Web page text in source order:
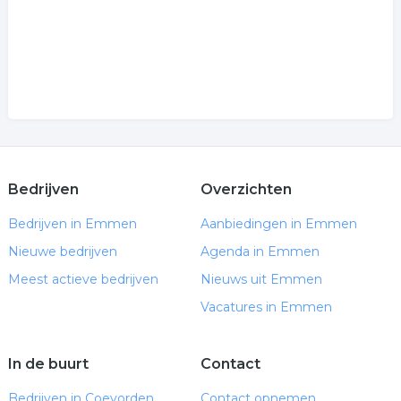
Bedrijven
Bedrijven in Emmen
Nieuwe bedrijven
Meest actieve bedrijven
Overzichten
Aanbiedingen in Emmen
Agenda in Emmen
Nieuws uit Emmen
Vacatures in Emmen
In de buurt Contact